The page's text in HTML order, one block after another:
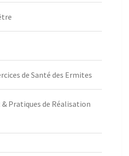
de Santé des Ermites
Pratiques de Réalisation